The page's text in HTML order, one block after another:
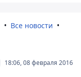
Все новости
18:06, 08 февраля 2016